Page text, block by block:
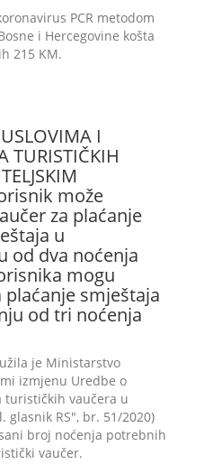
PCR metodom
i Hercegovine košta
215 KM.
I
TURISTIČKIH
može
za plaćanje
u
od dva noćenja
mogu
smještaja
od tri noćenja
je Ministarstvo
izmjenu Uredbe o
turističkih vaučera u
glasnik RS", br. 51/2020)
broj noćenja potrebnih
vaučer.